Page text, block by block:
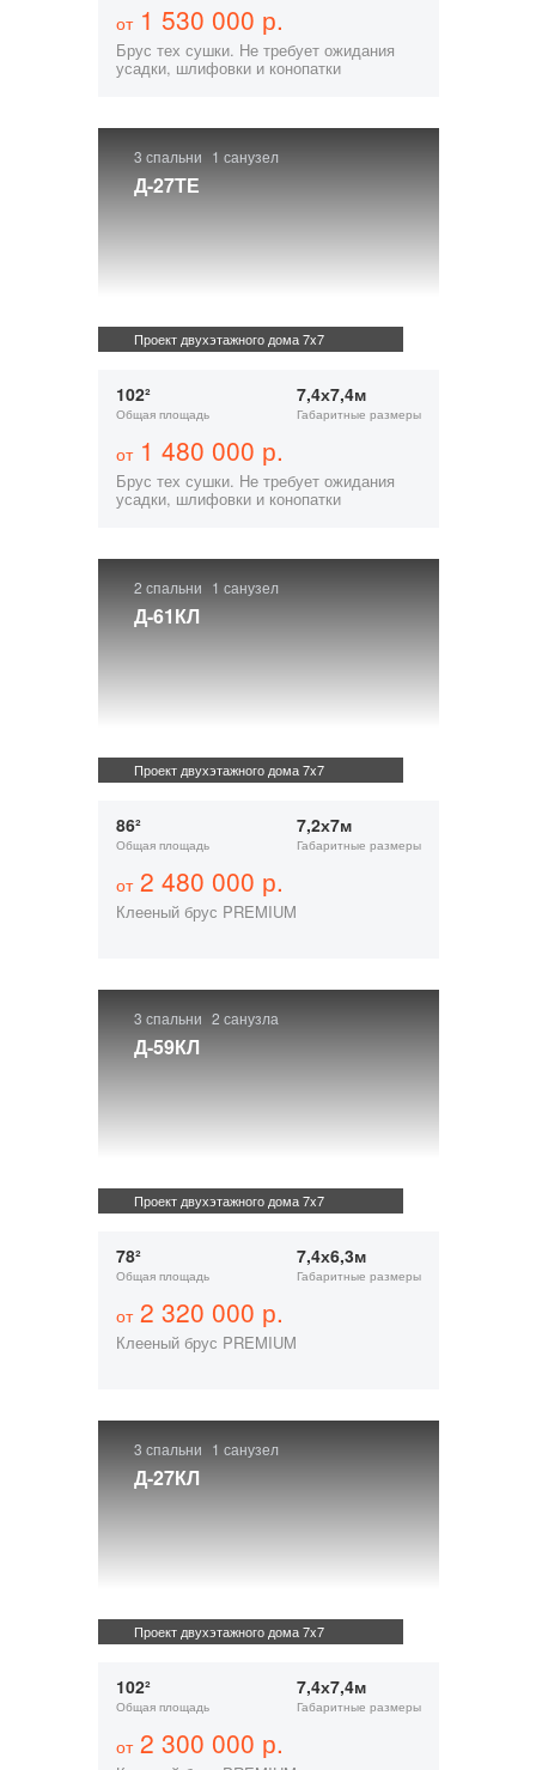
от1 530 000 р.
Брус тех сушки. Не требует ожидания
усадки, шлифовки и конопатки
3 спальни 1 санузел
Д-27ТЕ
Проект двухэтажного дома 7x7
102²
Общая площадь
7,4х7,4м
Габаритные размеры
от1 480 000 р.
Брус тех сушки. Не требует ожидания
усадки, шлифовки и конопатки
2 спальни 1 санузел
Д-61КЛ
Проект двухэтажного дома 7x7
86²
Общая площадь
7,2х7м
Габаритные размеры
от2 480 000 р.
Клееный брус PREMIUM
3 спальни 2 санузла
Д-59КЛ
Проект двухэтажного дома 7x7
78²
Общая площадь
7,4х6,3м
Габаритные размеры
от2 320 000 р.
Клееный брус PREMIUM
3 спальни 1 санузел
Д-27КЛ
Проект двухэтажного дома 7x7
102²
Общая площадь
7,4х7,4м
Габаритные размеры
от2 300 000 р.